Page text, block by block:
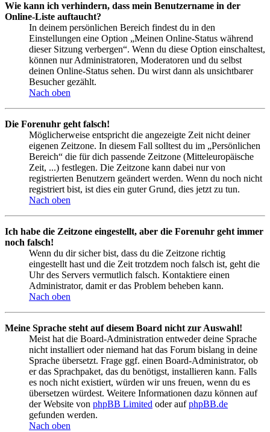
Wie kann ich verhindern, dass mein Benutzername in der
Online-Liste auftaucht?
In deinem persönlichen Bereich findest du in den
Einstellungen eine Option „Meinen Online-Status während
dieser Sitzung verbergen“. Wenn du diese Option einschaltest,
können nur Administratoren, Moderatoren und du selbst
deinen Online-Status sehen. Du wirst dann als unsichtbarer
Besucher gezählt.
Nach oben
Die Forenuhr geht falsch!
Möglicherweise entspricht die angezeigte Zeit nicht deiner
eigenen Zeitzone. In diesem Fall solltest du im „Persönlichen
Bereich“ die für dich passende Zeitzone (Mitteleuropäische
Zeit, ...) festlegen. Die Zeitzone kann dabei nur von
registrierten Benutzern geändert werden. Wenn du noch nicht
registriert bist, ist dies ein guter Grund, dies jetzt zu tun.
Nach oben
Ich habe die Zeitzone eingestellt, aber die Forenuhr geht immer
noch falsch!
Wenn du dir sicher bist, dass du die Zeitzone richtig
eingestellt hast und die Zeit trotzdem noch falsch ist, geht die
Uhr des Servers vermutlich falsch. Kontaktiere einen
Administrator, damit er das Problem beheben kann.
Nach oben
Meine Sprache steht auf diesem Board nicht zur Auswahl!
Meist hat die Board-Administration entweder deine Sprache
nicht installiert oder niemand hat das Forum bislang in deine
Sprache übersetzt. Frage ggf. einen Board-Administrator, ob
er das Sprachpaket, das du benötigst, installieren kann. Falls
es noch nicht existiert, würden wir uns freuen, wenn du es
übersetzen würdest. Weitere Informationen dazu können auf
der Website von phpBB Limited oder aufphpBB.de
gefunden werden.
Nach oben